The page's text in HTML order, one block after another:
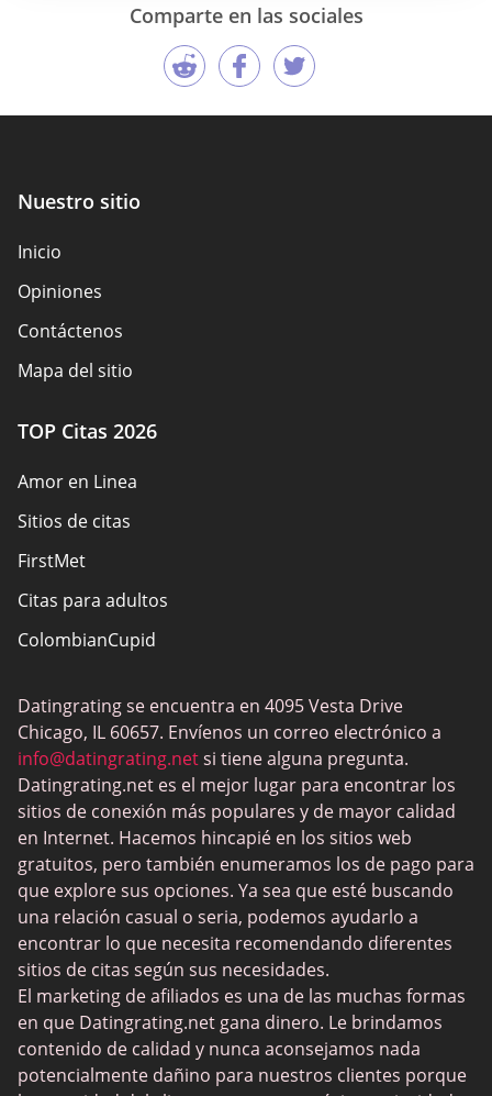
Comparte en las sociales
Nuestro sitio
Inicio
Opiniones
Contáctenos
Mapa del sitio
TOP Citas 2026
Amor en Linea
Sitios de citas
FirstMet
Citas para adultos
ColombianCupid
MeetMindful
Citas BDSM
BBPeopleMeet
Sitios Sugar Daddy
JPeopleMeet
Trans Dating
Sitios de citas para personas mayores
MyLOL
Citas gay
Citas lesbianas
Datingrating se encuentra en 4095 Vesta Drive
Chicago, IL 60657. Envíenos un correo electrónico a
info@datingrating.netsi tiene alguna pregunta.
Datingrating.net es el mejor lugar para encontrar los
sitios de conexión más populares y de mayor calidad
en Internet. Hacemos hincapié en los sitios web
gratuitos, pero también enumeramos los de pago para
que explore sus opciones. Ya sea que esté buscando
una relación casual o seria, podemos ayudarlo a
encontrar lo que necesita recomendando diferentes
sitios de citas según sus necesidades.
El marketing de afiliados es una de las muchas formas
en que Datingrating.net gana dinero. Le brindamos
contenido de calidad y nunca aconsejamos nada
potencialmente dañino para nuestros clientes porque